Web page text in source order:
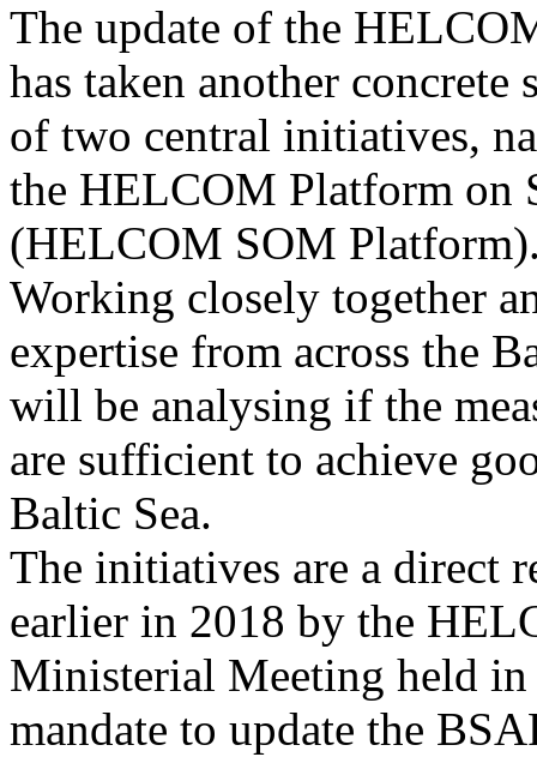
The update of the
has taken another
of two central initiatives,
the HELCOM Platform on
(HELCOM SOM
Working closely together
expertise from across the
will be analysing if the
are sufficient to achieve
Baltic Sea.
The initiatives are a direct
earlier in 2018 by the
Ministerial Meeting held
mandate to update the